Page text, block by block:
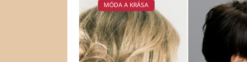
MÓDA A KRÁSA